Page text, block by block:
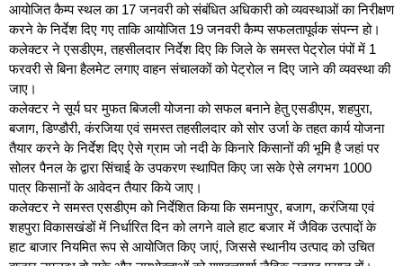
आयोजित कैम्प स्थल का 17 जनवरी को संबंधित अधिकारी को व्यवस्थाओं का निरीक्षण
करने के निर्देश दिए गए ताकि आयोजित 19 जनवरी कैम्प सफलतापूर्वक संपन्न हो।
कलेक्टर ने एसडीएम, तहसीलदार निर्देश दिए कि जिले के समस्त पेट्रोल पंपों में 1
फरवरी से बिना हैलमेट लगाए वाहन संचालकों को पेट्रोल न दिए जाने की व्यवस्था की
जाए।
कलेक्टर ने सूर्य घर मुफत बिजली योजना को सफल बनाने हेतु एसडीएम, शहपुरा,
बजाग, डिण्डौरी, कंरजिया एवं समस्त तहसीलदार को सोर उर्जा के तहत कार्य योजना
तैयार करने के निर्देश दिए ऐसे ग्राम जो नदी के किनारे किसानों की भूमि है जहां पर
सोलर पैनल के द्वारा सिंचाई के उपकरण स्थापित किए जा सके ऐसे लगभग 1000
पात्र किसानों के आवेदन तैयार किये जाए।
कलेक्टर ने समस्त एसडीएम को निर्देशित किया कि समनापुर, बजाग, करंजिया एवं
शहपुरा विकासखंडों में निर्धारित दिन को लगने वाले हाट बजार में जैविक उत्पादों के
हाट बाजार नियमित रूप से आयोजित किए जाएं, जिससे स्थानीय उत्पाद को उचित